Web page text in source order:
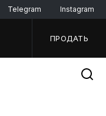
Telegram Instagram
ПРОДАТЬ